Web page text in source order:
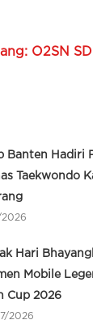
O2SN
Banten Hadiri
Taekwondo
2026
Hari
Mobile
Cup 2026
2026